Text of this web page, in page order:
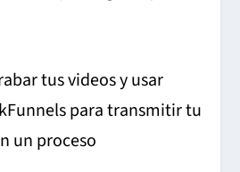
tus videos y usar
para transmitir tu
un proceso